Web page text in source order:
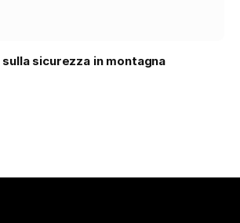
sulla sicurezza in montagna